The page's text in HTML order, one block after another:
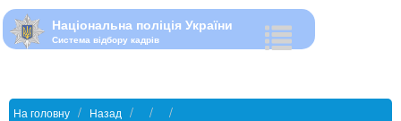
Національна поліція України
Система відбору кадрів
На головну Назад